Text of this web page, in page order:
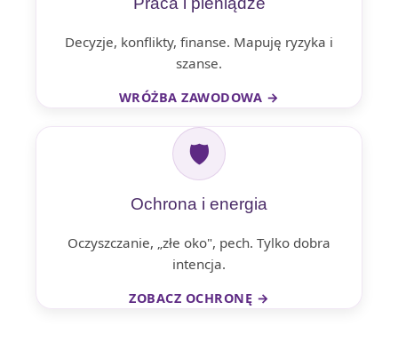
Decyzje, konflikty, finanse. Mapuję ryzyka i
szanse.
WRÓŻBA ZAWODOWA →
🛡
Ochrona i energia
Oczyszczanie, „złe oko", pech. Tylko dobra
intencja.
ZOBACZ OCHRONĘ →